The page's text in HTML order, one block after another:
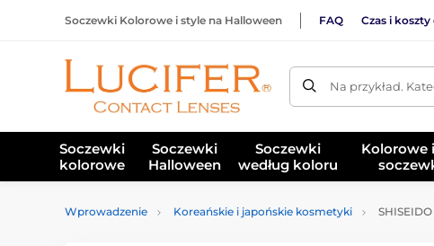
Soczewki Kolorowe i style na Halloween FAQ Czas i
Na przykład.
Soczewki
kolorowe
Soczewki
Halloween
Soczewki
według koloru
Kolorowe
Wprowadzenie Koreańskie i japońskie kosmetyki